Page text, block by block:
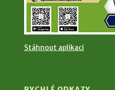
Stáhnout aplikaci